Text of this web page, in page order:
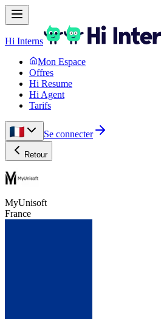
Hi Interns
Mon Espace
Offres
Hi Resume
Hi Agent
Tarifs
Se connecter
Retour
MyUnisoft
France